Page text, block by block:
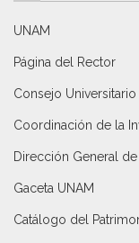
UNAM
Página del Rector
Consejo Universitario
Coordinación de la
Dirección General
Gaceta UNAM
Catálogo del